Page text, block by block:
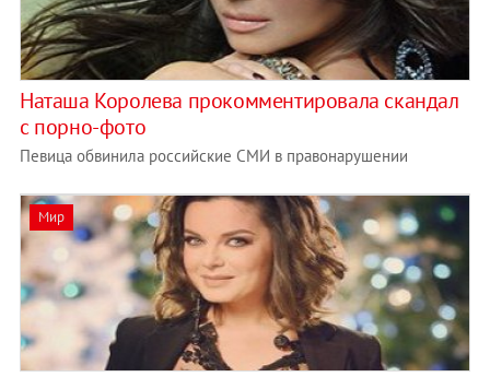
Наташа Королева прокомментировала скандал
с порно-фото
Певица обвинила российские СМИ в правонарушении
Мир